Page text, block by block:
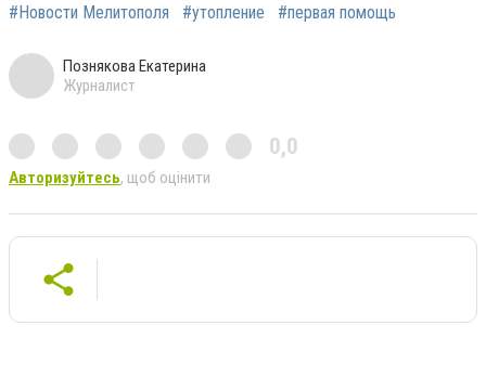
#Новости Мелитополя #утопление #первая помощь
Познякова Екатерина
Журналист
0,0
Авторизуйтесь, щоб оцінити